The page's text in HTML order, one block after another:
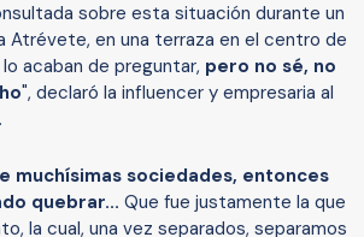
sobre esta situación durante un
Atrévete, en una terraza en el centro de
acaban de preguntar, pero no sé, no
", declaró la influencer y empresaria al
.
muchísimas sociedades, entonces
quebrar... Que fue justamente la que
la cual, una vez separados, separamos